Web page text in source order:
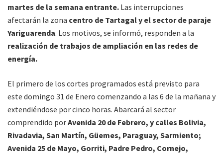
martes de la semana entrante. Las interrupciones
afectarán la zona centro de Tartagal y el sector de paraje
Yariguarenda. Los motivos, se informó, responden a la
realización de trabajos de ampliación en las redes de
energía.
El primero de los cortes programados está previsto para
este domingo 31 de Enero comenzando a las 6 de la mañana y
extendiéndose por cinco horas. Abarcará al sector
comprendido porAvenida 20 de Febrero, y calles Bolivia,
Rivadavia, San Martín, Güemes, Paraguay, Sarmiento;
Avenida 25 de Mayo, Gorriti, Padre Pedro, Cornejo,